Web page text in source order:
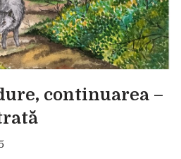
continuarea –